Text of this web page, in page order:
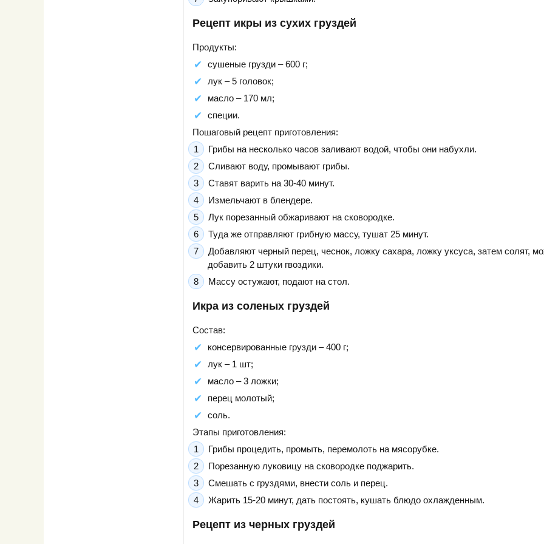
Рецепт икры из сухих груздей
Продукты:
сушеные грузди – 600 г;
лук – 5 головок;
масло – 170 мл;
специи.
Пошаговый рецепт приготовления:
Грибы на несколько часов заливают водой, чтобы они набухли.
Сливают воду, промывают грибы.
Ставят варить на 30-40 минут.
Измельчают в блендере.
Лук порезанный обжаривают на сковородке.
Туда же отправляют грибную массу, тушат 25 минут.
Добавляют черный перец, чеснок, ложку сахара, ложку уксуса, затем солят,
добавить 2 штуки гвоздики.
Массу остужают, подают на стол.
Икра из соленых груздей
Состав:
консервированные грузди – 400 г;
лук – 1 шт;
масло – 3 ложки;
перец молотый;
соль.
Этапы приготовления:
Грибы процедить, промыть, перемолоть на мясорубке.
Порезанную луковицу на сковородке поджарить.
Смешать с груздями, внести соль и перец.
Жарить 15-20 минут, дать постоять, кушать блюдо охлажденным.
Рецепт из черных груздей